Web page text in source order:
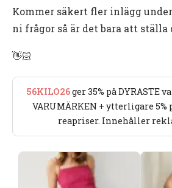
Kommer säkert fler inlägg
ni frågor så är det bara att ställa
👋🏻
56KILO26ger 35% på DYRASTE
VARUMÄRKEN + ytterligare 5%
reapriser. Innehåller